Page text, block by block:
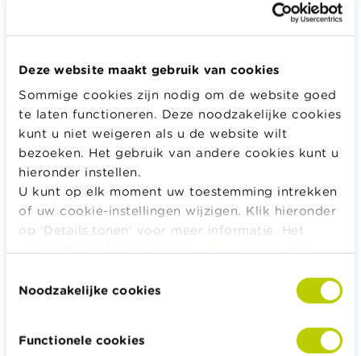
Deze website maakt gebruik van cookies
Sommige cookies zijn nodig om de website goed
te laten functioneren. Deze noodzakelijke cookies
kunt u niet weigeren als u de website wilt
bezoeken. Het gebruik van andere cookies kunt u
hieronder instellen.
U kunt op elk moment uw toestemming intrekken
of uw cookie-instellingen wijzigen. Klik hieronder
op ‘Details tonen’ voor meer informatie. Het
Noodzakelijke cookies
Functionele cookies
Inloggen
Alle rekentools, checklists en meer
Budget, betalen, lenen en verzekeren
Familie
Sparen en beleggen
Erven